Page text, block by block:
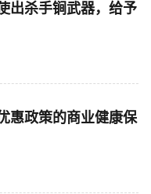
出杀手锏武器，给予
惠政策的商业健康保